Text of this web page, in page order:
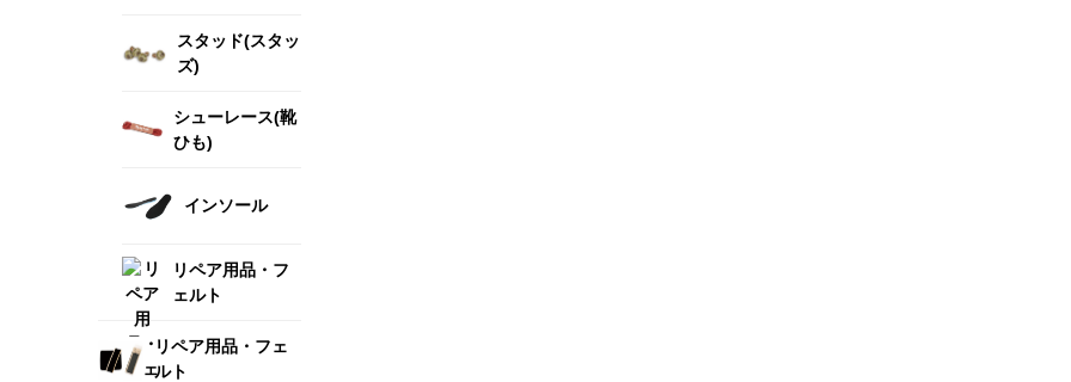
スタッド(スタッ
ズ)
シューレース(靴
ひも)
インソール
リペア用品・フ
ェルト
リペア用品・フェ
ルト